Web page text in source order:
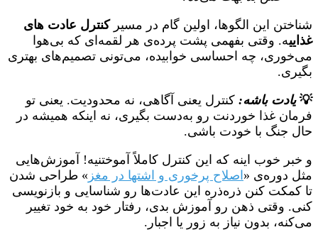
شناختن این الگوها، اولین گام در مسیرکنترل عادت های
غذاییه. وقتی بفهمی پشت پرده‌ی هر لقمه‌ای که بی‌هوا
می‌خوری، چه احساسی خوابیده، می‌تونی تصمیم‌های بهتری
بگیری.
💡یادت باشه: کنترل یعنی آگاهی، نه محدودیت. یعنی تو
فرمان غذا خوردنت رو به‌دست بگیری، نه اینکه همیشه در
حال جنگ با خودت باشی.
و خبر خوب اینه که این کنترل کاملاً آموختنیه! آموزش‌هایی
مثل دوره‌ی «اصلاح پرخوری و اشتها در مغز » طراحی شدن
تا کمکت کنن ذره‌ذره این عادت‌ها رو شناسایی و بازنویسی
کنی. وقتی ذهن رو آموزش بدی، رفتار خود به خود تغییر
می‌کنه، بدون نیاز به زور یا اجبار.